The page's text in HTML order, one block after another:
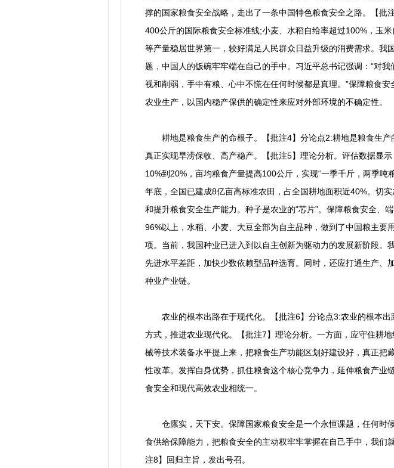
撑的国家粮食安全战略，走出了一条中国特色粮食安全之路。【
400公斤的国际粮食安全标准线;小麦、水稻自给率超过100%，玉
等产量稳居世界第一，较好满足人民群众日益升级的消费需求。
题，中国人的饭碗牢牢端在自己的手中。习近平总书记强调：“对
视和削弱，手中有粮、心中不慌在任何时候都是真理。”保障粮食
农业生产，以国内稳产保供的确定性来应对外部环境的不确定性。
耕地是粮食生产的命根子。【批注4】分论点2:耕地是粮食生产
真正实现旱涝保收、高产稳产。【批注5】理论分析。评估数据显
10%到20%，亩均粮食产量提高100公斤，实现“一季千斤，两季
年底，全国已建成8亿亩高标准农田，占全国耕地面积近40%。切
和提升粮食安全生产能力。种子是农业的“芯片”。保障粮食安全
96%以上，水稻、小麦、大豆全部为自主品种，做到了中国粮主
项。当前，我国种业已进入到以自主创新为驱动力的发展新阶段
先进水平差距，加快少数依赖型品种选育。同时，还应打通生产
种业产业链。
农业的根本出路在于现代化。【批注6】分论点3:农业的根本出
方式，推进农业现代化。【批注7】理论分析。一方面，应守住耕
械等技术装备水平提上来，把粮食生产功能区划好建设好，真正
性改革。发挥自身优势，抓住粮食这个核心竞争力，延伸粮食产
食安全和现代高效农业相统一。
仓廪实，天下安。保障国家粮食安全是一个永恒课题，任何时
食供给保障能力，把粮食安全的主动权牢牢掌握在自己手中，我
注8】回归主旨，发出号召。